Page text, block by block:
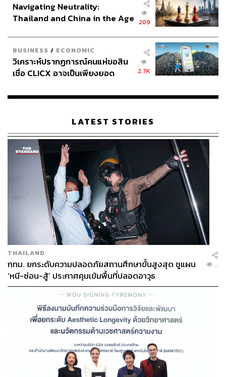
Navigating Neutrality:
Thailand and China in the Age
209
BUSINESS / ECONOMIC
วิเคราะห์ปรากฏการณ์คนแห่ขอสิน
เชื่อ CLICX อาจเป็นเพียงยอด
เรือนไทยที่ถูกซุกไว้
2.7K
LATEST STORIES
THAILAND
กทม. ยกระดับความปลอดภัยสถานศึกษาขั้นสูงสุด ชูแผน
‘หนี-ซ่อน-สู้’ ประกาศคุมเข้มพื้นที่ปลอดอาวุธ
...